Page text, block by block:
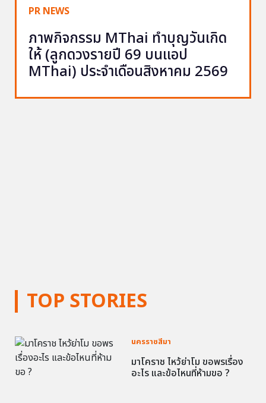
TOP STORIES
นครราชสีมา
มาโคราช ไหว้ย่าโม ขอพรเรื่อง
อะไร และข้อไหนที่ห้ามขอ ?
PR NEWS
ภาพกิจกรรม MThai ทำบุญวันเกิด
ให้ (ลูกดวงรายปี 69 บนแอป
MThai) ประจำเดือนสิงหาคม 2569